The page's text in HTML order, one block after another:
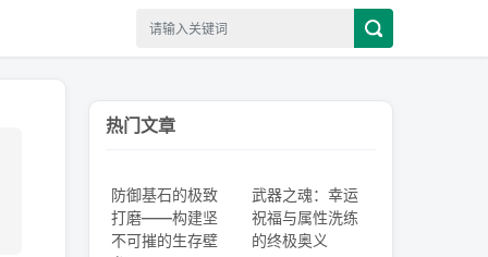
热门文章
防御基石的极致
打磨——构建坚
不可摧的生存壁
武器之魂：幸运
祝福与属性洗练
的终极奥义